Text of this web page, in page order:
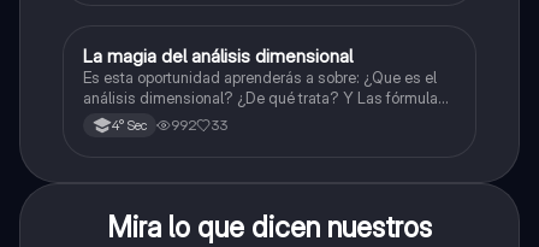
Física
La magia del análisis dimensional
Es esta oportunidad aprenderás a sobre: ¿Que es el
análisis dimensional? ¿De qué trata? Y Las fórmulas
de las magnitudes fundamentales y derivadas.
4° Sec 992 33
Mira lo que dicen nuestros